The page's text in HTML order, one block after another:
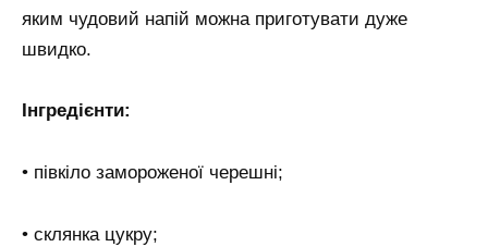
яким чудовий напій можна приготувати дуже
швидко.
Інгредієнти:
• півкіло замороженої черешні;
• склянка цукру;